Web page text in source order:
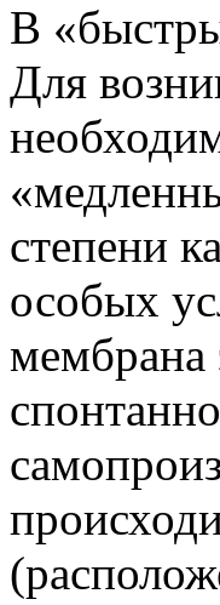
В
Для
степени
особых
мембрана